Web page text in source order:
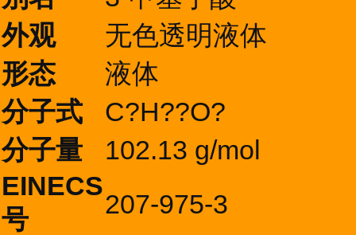
外观
无色透明液体
形态
液体
分子式
C?H??O?
分子量
102.13 g/mol
EINECS
号
207-975-3